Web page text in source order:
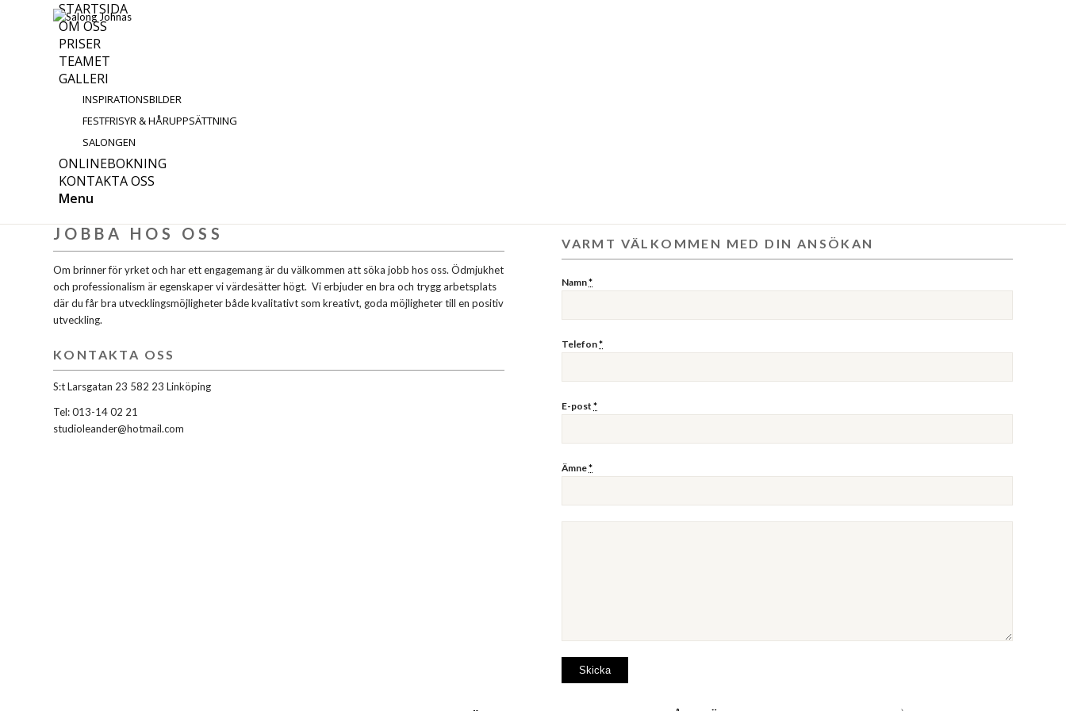
STARTSIDA
OM OSS
PRISER
TEAMET
GALLERI
INSPIRATIONSBILDER
FESTFRISYR & HÅRUPPSÄTTNING
SALONGEN
ONLINEBOKNING
KONTAKTA OSS
Menu
JOBBA HOS OSS
Om brinner för yrket och har ett engagemang är du välkommen att söka jobb hos oss. Ödmjukhet
och professionalism är egenskaper vi värdesätter högt. Vi erbjuder en bra och trygg arbetsplats
där du får bra utvecklingsmöjligheter både kvalitativt som kreativt, goda möjligheter till en positiv
utveckling.
KONTAKTA OSS
S:t Larsgatan 23 582 23 Linköping
Tel: 013-14 02 21
studioleander@hotmail.com
VARMT VÄLKOMMEN MED DIN ANSÖKAN
Namn*
Telefon*
E-post*
Ämne*